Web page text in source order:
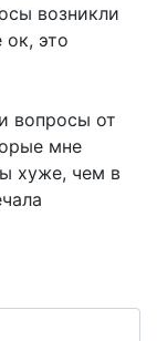
возникли
ок, это
вопросы от
мне
хуже, чем в